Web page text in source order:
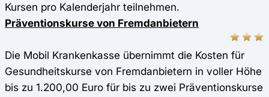
Kursen pro Kalenderjahr teilnehmen.
Präventionskurse von Fremdanbietern
Die Mobil Krankenkasse übernimmt die Kosten für
Gesundheitskurse von Fremdanbietern in voller Höhe
bis zu 1.200,00 Euro für bis zu zwei Präventionskurse